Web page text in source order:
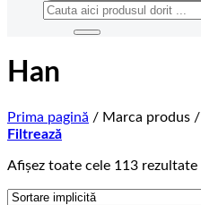
Caută
Han
Prima pagină / Marca produs /
Filtrează
Afișez toate cele 113 rezultate